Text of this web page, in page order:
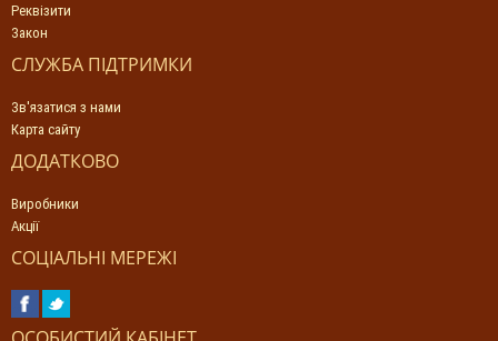
Реквізити
Закон
СЛУЖБА ПІДТРИМКИ
Зв'язатися з нами
Карта сайту
ДОДАТКОВО
Виробники
Акції
СОЦІАЛЬНІ МЕРЕЖІ